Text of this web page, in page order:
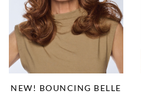
NEW! BOUNCING BELLE